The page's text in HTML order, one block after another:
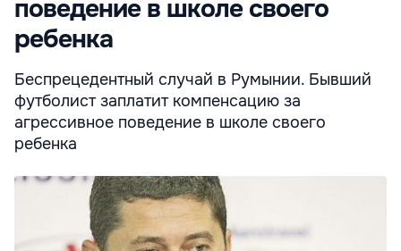
поведение в школе своего
ребенка
Беспрецедентный случай в Румынии. Бывший
футболист заплатит компенсацию за
агрессивное поведение в школе своего
ребенка